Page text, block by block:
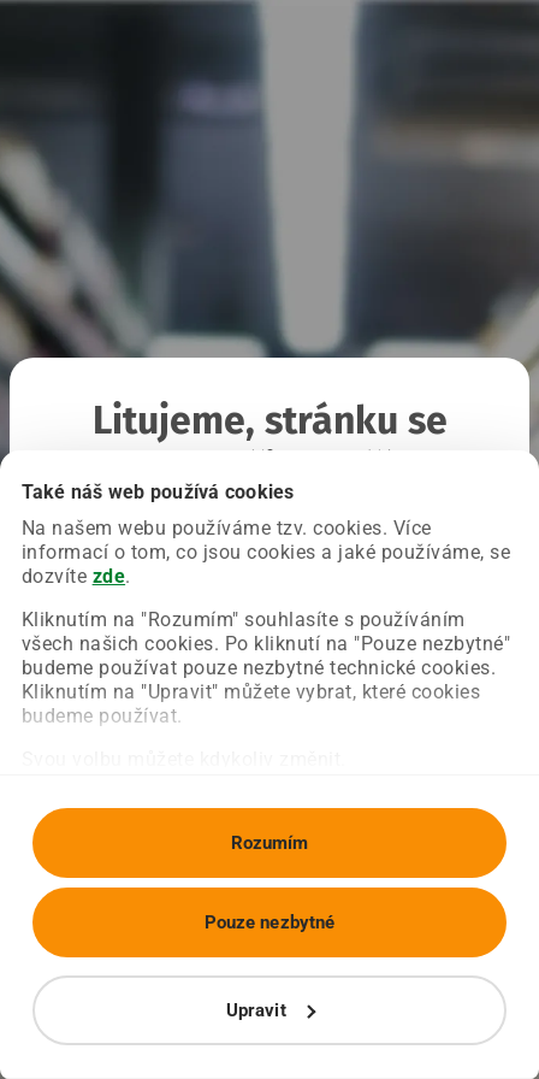
Také náš web používá cookies
Na našem webu používáme tzv. cookies. Více
informací o tom, co jsou cookies a jaké používáme, se
dozvíte zde.
Kliknutím na "Rozumím" souhlasíte s používáním
všech našich cookies. Po kliknutí na "Pouze nezbytné"
budeme používat pouze nezbytné technické cookies.
Kliknutím na "Upravit" můžete vybrat, které cookies
budeme používat.
Rozumím
Upravit
Pouze nezbytné
Litujeme, stránku se
Chyba nastala na naší straně a už ji opravujeme.
Zkuste prosím znovu načíst požadovanou stránku.
Obnovit stránku Úvodní strana